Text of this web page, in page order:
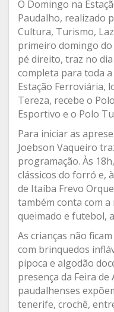
O Domingo na
Paudalho, realizado
Cultura, Turismo,
primeiro domingo
pé direito, traz no
completa para toda
Estação Ferroviária,
Tereza, recebe o
Esportivo e o Polo
Para iniciar as
Joebson Vaqueiro
programação. Às
clássicos do forró e,
de Itaíba Frevo
também conta com
queimado e futebol,
As crianças não
com brinquedos
pipoca e algodão
presença da Feira
paudalhenses
tenerife, crochê,